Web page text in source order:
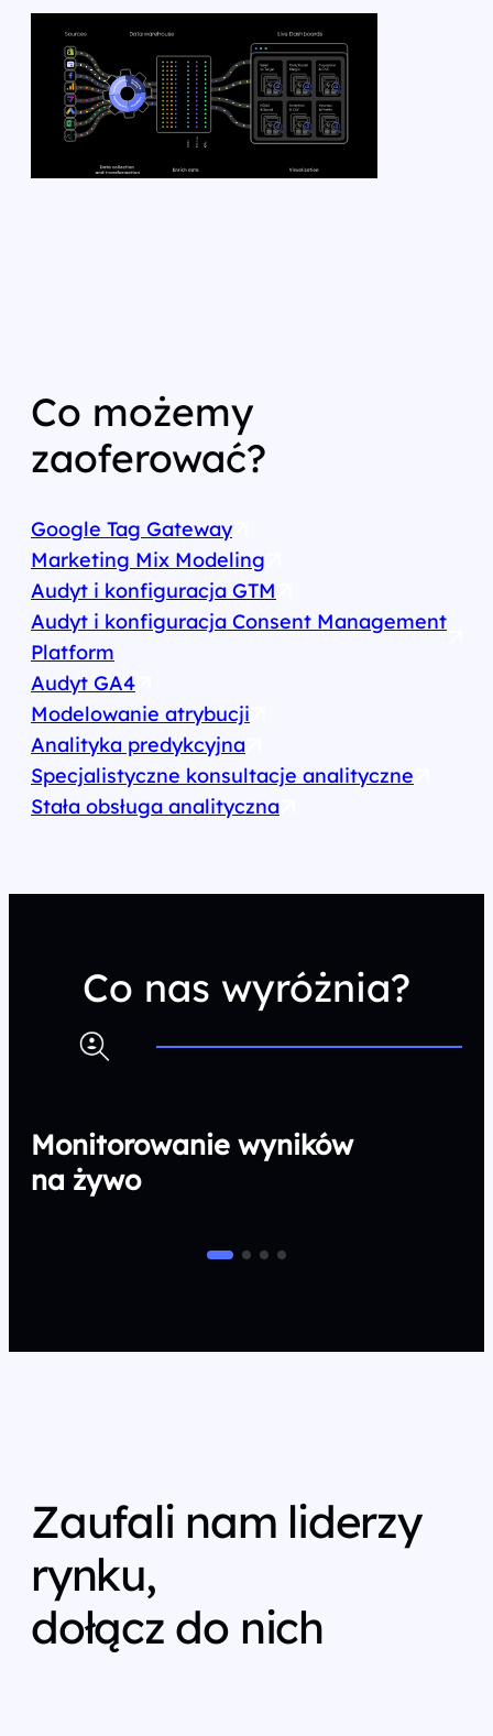
Co możemy
zaoferować?
Google Tag Gateway
Marketing Mix Modeling
Audyt i konfiguracja GTM
Audyt i konfiguracja Consent Management
Platform
Audyt GA4
Modelowanie atrybucji
Analityka predykcyjna
Specjalistyczne konsultacje analityczne
Stała obsługa analityczna
Co nas wyróżnia?
Monitorowanie wyników
na żywo
Zaufali nam liderzy
rynku,
dołącz do nich